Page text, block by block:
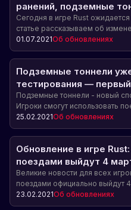
ранений, подземные
Сегодня в игре Rust
статье рассказываем об
добавлении подземных
01.07.2021Об обновлениях
Подземные тоннели
тестирования — первый
Подземные тоннели - новый
Игроки смогут использовать
находить ценные предметы по
25.02.2021Об обновлениях
Обновление в игре
поездами выйдут 4
Великие новости для всех
поездами официально выйдут
Alistair в своём Twitter.
игры и его возможностях.
23.02.2021Об обновлениях